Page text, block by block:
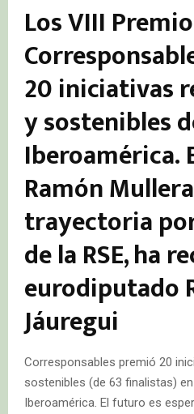
Los VIII
20 iniciativas
y sostenibles
Iberoamérica.
Ramón
trayectoria
de la RSE, ha
eurodiputado
Jáuregui
Corresponsables premió 20
sostenibles (de 63 finalistas)
Iberoamérica. El futuro es